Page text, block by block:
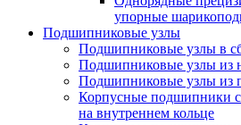
упорные
Подшипниковые узлы
Подшипниковые узлы в
Подшипниковые узлы из
Подшипниковые узлы из
Корпусные подшипники
на внутреннем кольце